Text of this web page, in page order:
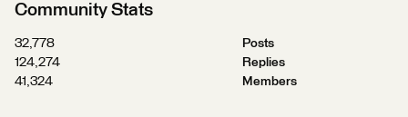
Community Stats
32,778
Posts
124,274
Replies
41,324
Members